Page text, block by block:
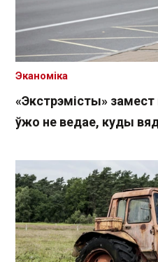
«Экстрэмісты»
ўжо не ведае, куды
Эканоміка